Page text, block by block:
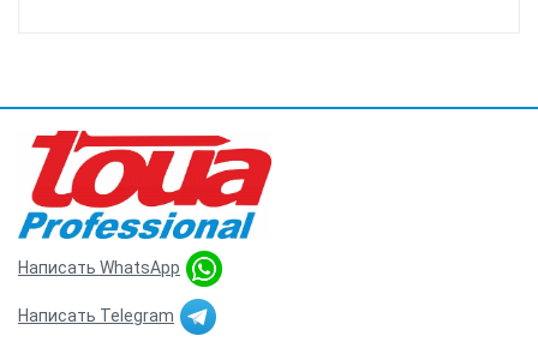
Написать WhatsApp
Написать Telegram